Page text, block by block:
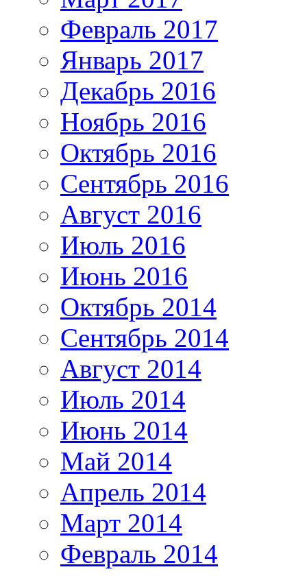
Февраль 2017
Январь 2017
Декабрь 2016
Ноябрь 2016
Октябрь 2016
Сентябрь 2016
Август 2016
Июль 2016
Июнь 2016
Октябрь 2014
Сентябрь 2014
Август 2014
Июль 2014
Июнь 2014
Май 2014
Апрель 2014
Март 2014
Февраль 2014